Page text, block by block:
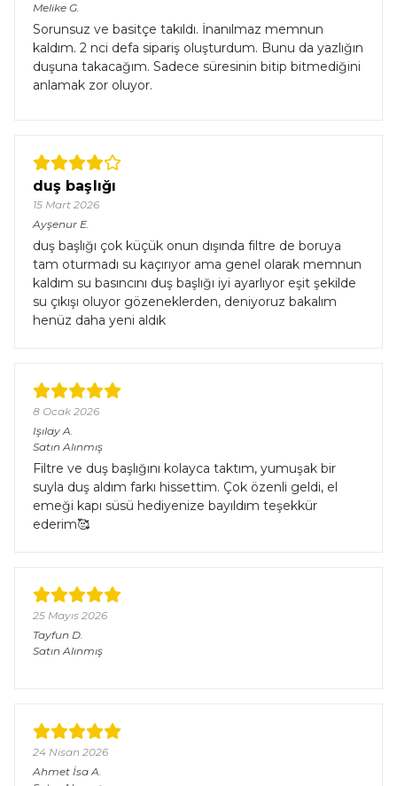
Melike G.
Sorunsuz ve basitçe takıldı. İnanılmaz memnun
kaldım. 2 nci defa sipariş oluşturdum. Bunu da yazlığın
duşuna takacağım. Sadece süresinin bitip bitmediğini
anlamak zor oluyor.
duş başlığı
15 Mart 2026
Ayşenur E.
duş başlığı çok küçük onun dışında filtre de boruya
tam oturmadı su kaçırıyor ama genel olarak memnun
kaldım su basıncını duş başlığı iyi ayarlıyor eşit şekilde
su çıkışı oluyor gözeneklerden, deniyoruz bakalım
henüz daha yeni aldık
8 Ocak 2026
IşılayA.
Satın Alınmış
Filtre ve duş başlığını kolayca taktım, yumuşak bir
suyla duş aldım farkı hissettim. Çok özenli geldi, el
emeği kapı süsü hediyenize bayıldım teşekkür
ederim🥰
25 Mayıs 2026
Tayfun D.
Satın Alınmış
24 Nisan 2026
Ahmet İsa A.